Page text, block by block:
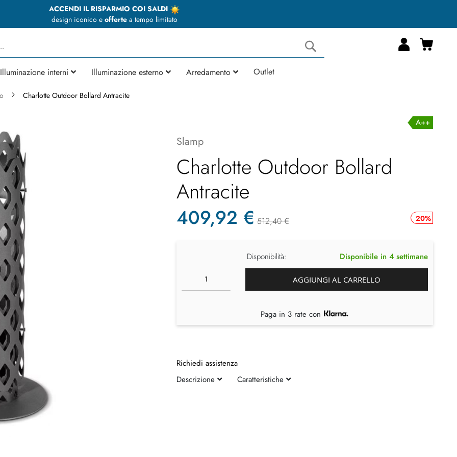
ACCENDI IL RISPARMIO COI SALDI
design iconico e offertea tempo limitato
Cerca
Carrello
Illuminazione interni Illuminazione esterno Arredamento Outlet
Charlotte Outdoor Bollard Antracite
A++
Slamp
Charlotte Outdoor Bollard
Antracite
20%
409,92 € 512,40 €
Disponibilità: Disponibile in 4 settimane
AGGIUNGI AL CARRELLO
Paga in 3 rate con
Richiedi assistenza
Descrizione
Caratteristiche